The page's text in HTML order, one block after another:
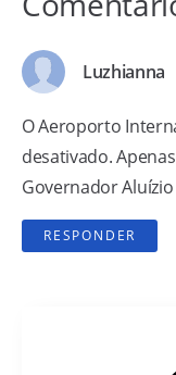
Luzhianna
O Aeroporto
desativado.
Governador
RESPONDER